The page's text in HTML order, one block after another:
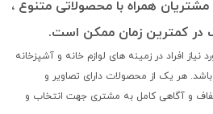
همراه با محصولاتی متنوع ،
در کمترین زمان ممکن است.
نیاز افراد در زمینه های لوازم خانه و آشپزخانه
هر یک از محصولات دارای تصاویر و
و آگاهی کامل به مشتری جهت انتخاب و